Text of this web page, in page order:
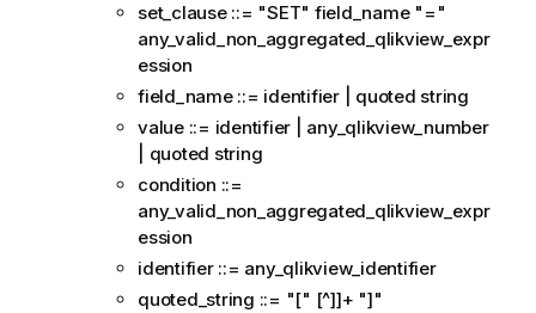
set_clause ::= "SET" field_name "="
any_valid_non_aggregated_qlikview_expr
ession
field_name ::= identifier | quoted string
value ::= identifier | any_qlikview_number
| quoted string
condition ::=
any_valid_non_aggregated_qlikview_expr
ession
identifier ::= any_qlikview_identifier
quoted_string ::= "[" [^]]+ "]"